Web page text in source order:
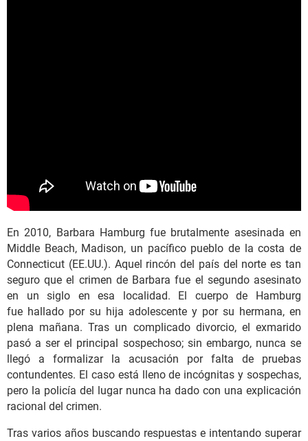
En 2010, Barbara Hamburg fue brutalmente asesinada en
Middle Beach, Madison, un pacífico pueblo de la costa de
Connecticut (EE.UU.). Aquel rincón del país del norte es tan
seguro que el crimen de Barbara fue el segundo asesinato
en un siglo en esa localidad. El cuerpo de Hamburg
fue hallado por su hija adolescente y por su hermana, en
plena mañana. Tras un complicado divorcio, el exmarido
pasó a ser el principal sospechoso; sin embargo, nunca se
llegó a formalizar la acusación por falta de pruebas
contundentes. El caso está lleno de incógnitas y sospechas,
pero la policía del lugar nunca ha dado con una explicación
racional del crimen.
Tras varios años buscando respuestas e intentando superar